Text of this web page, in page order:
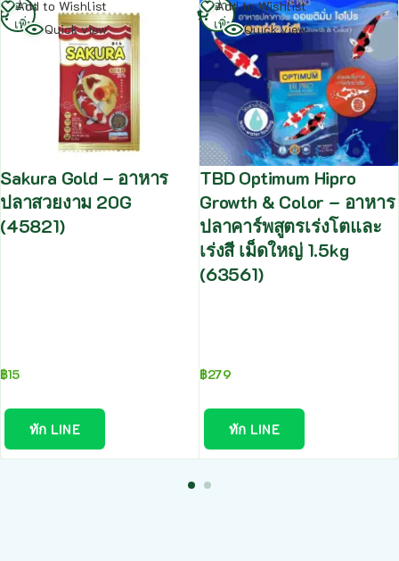
Add to Wishlist
Quick view
Sakura Gold – อาหาร
ปลาสวยงาม 20G
(45821)
฿15
ทัก LINE
อ่าน
เพิ่ม
Add to Wishlist
Quick view
TBD Optimum Hipro
Growth & Color – อาหาร
ปลาคาร์พสูตรเร่งโตและ
เร่งสี เม็ดใหญ่ 1.5kg
(63561)
฿279
ทัก LINE
อ่าน
เพิ่ม